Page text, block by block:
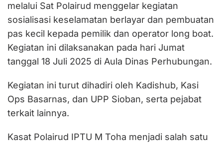
melalui Sat Polairud menggelar kegiatan
sosialisasi keselamatan berlayar dan pembuatan
pas kecil kepada pemilik dan operator long boat.
Kegiatan ini dilaksanakan pada hari Jumat
tanggal 18 Juli 2025 di Aula Dinas Perhubungan.
Kegiatan ini turut dihadiri oleh Kadishub, Kasi
Ops Basarnas, dan UPP Sioban, serta pejabat
terkait lainnya.
Kasat Polairud IPTU M Toha menjadi salah satu